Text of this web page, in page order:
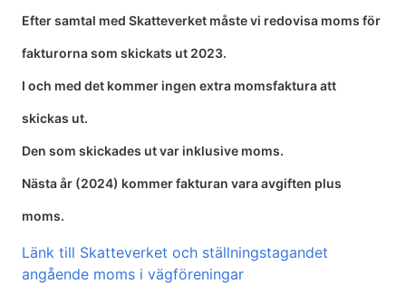
Efter samtal med Skatteverket måste vi redovisa moms för
fakturorna som skickats ut 2023.
I och med det kommer ingen extra momsfaktura att
skickas ut.
Den som skickades ut var inklusive moms.
Nästa år (2024) kommer fakturan vara avgiften plus
moms.
Länk till Skatteverket och ställningstagandet
angående moms i vägföreningar